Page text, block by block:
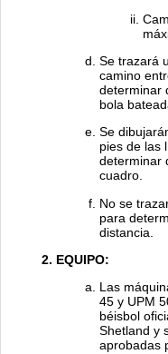
Se trazará
camino
determinar
bola
Se
pies de las
determinar
cuadro.
No se
para
distancia.
EQUIPO:
Las
45 y UPM
béisbol
Shetland y
aprobadas